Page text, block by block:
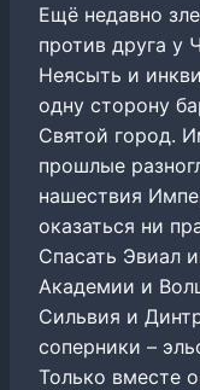
Ещё недавно
против друга у
Неясыть и
одну сторону
Святой город.
прошлые
нашествия
оказаться ни
Спасать Эвиал
Академии и
Сильвия и
соперники –
Только вместе